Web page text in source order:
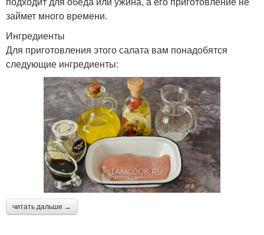
займет много времени.
Ингредиенты
Для приготовления этого салата вам понадобятся
следующие ингредиенты:
читать дальше →